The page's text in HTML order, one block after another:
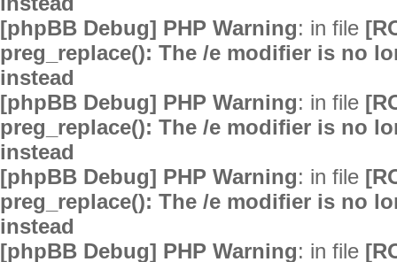
[phpBB Debug] PHP Warning: in file
preg_replace(): The /e modifier is no
instead
[phpBB Debug] PHP Warning: in file
preg_replace(): The /e modifier is no
instead
[phpBB Debug] PHP Warning: in file
preg_replace(): The /e modifier is no
instead
[phpBB Debug] PHP Warning: in file